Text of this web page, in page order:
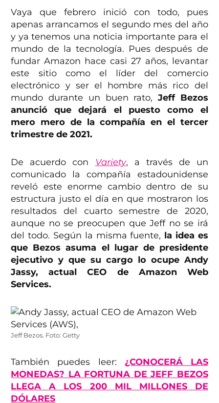
Vaya que febrero inició con todo, pues
apenas arrancamos el segundo mes del año
y ya tenemos una noticia importante para el
mundo de la tecnología. Pues después de
fundar Amazon hace casi 27 años, levantar
este sitio como el líder del comercio
electrónico y ser el hombre más rico del
mundo durante un buen rato, Jeff Bezos
anunció que dejará el puesto como el
mero mero de la compañía en el tercer
trimestre de 2021.
De acuerdo con Variety, a través de un
comunicado la compañía estadounidense
reveló este enorme cambio dentro de su
estructura justo el día en que mostraron los
resultados del cuarto semestre de 2020,
aunque no se preocupen que Jeff no se irá
del todo. Según la misma fuente, la idea es
que Bezos asuma el lugar de presidente
ejecutivo y que su cargo lo ocupe Andy
Jassy, actual CEO de Amazon Web
Services.
Jeff Bezos. Foto: Getty
También puedes leer: ¿CONOCERÁ LAS
MONEDAS? LA FORTUNA DE JEFF BEZOS
LLEGA A LOS 200 MIL MILLONES DE
DÓLARES